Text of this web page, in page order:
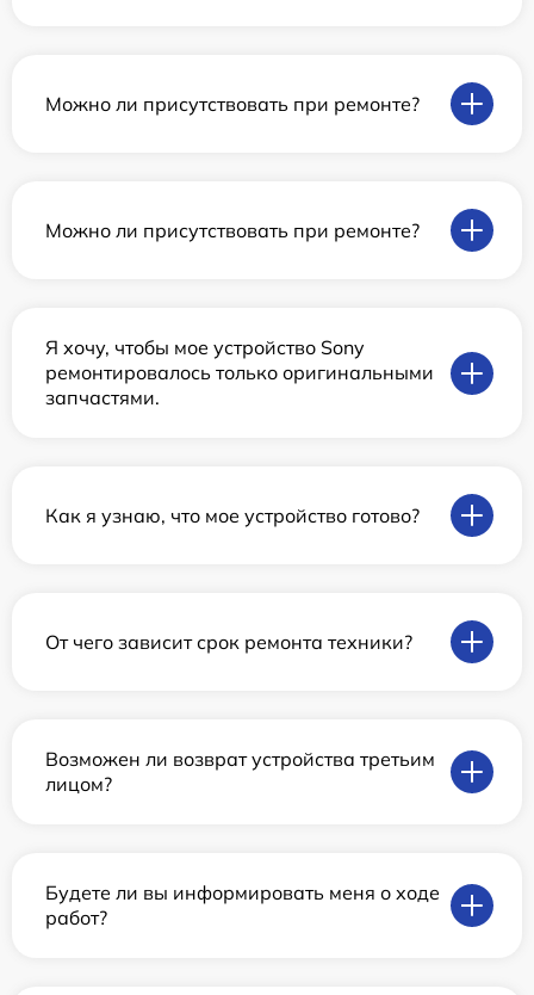
Можно ли присутствовать при ремонте?
Можно ли присутствовать при ремонте?
Я хочу, чтобы мое устройство Sony
ремонтировалось только оригинальными
запчастями.
Как я узнаю, что мое устройство готово?
От чего зависит срок ремонта техники?
Возможен ли возврат устройства третьим
лицом?
Будете ли вы информировать меня о ходе
работ?